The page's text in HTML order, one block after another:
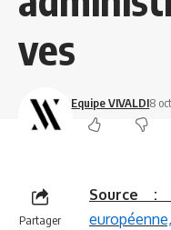
ves
Equipe VIVALDI8
Partager
Source :